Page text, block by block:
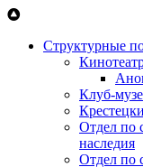
Перейти к основному
Структурные
Клуб-
Отдел по
наследия
Отдел по